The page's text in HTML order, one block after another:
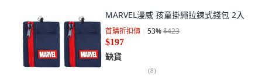
MARVEL漫威 孩童掛繩拉鍊式錢包 2入
首購折扣價 53%$423
$197
缺貨
(8)